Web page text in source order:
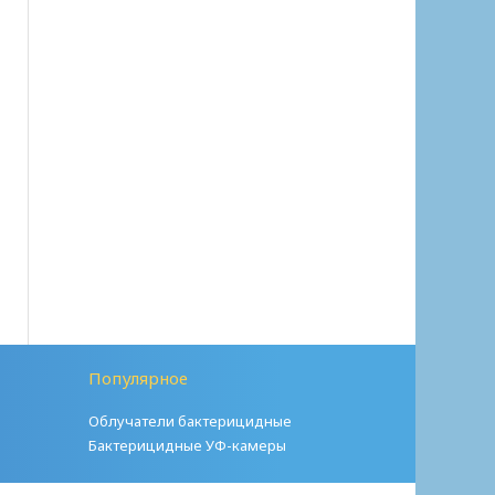
Популярное
Облучатели бактерицидные
Бактерицидные УФ-камеры